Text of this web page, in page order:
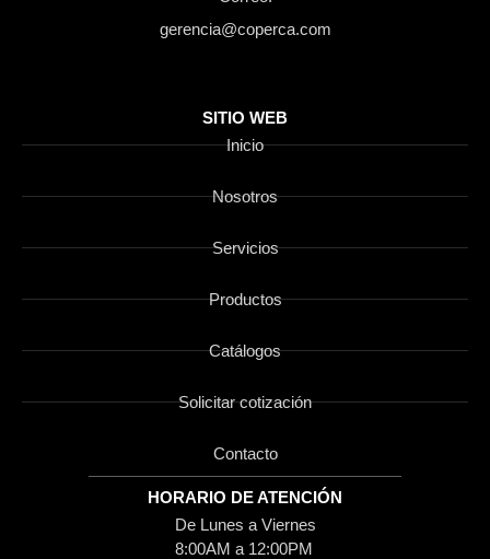
gerencia@coperca.com
SITIO WEB
Inicio
Nosotros
Servicios
Productos
Catálogos
Solicitar cotización
Contacto
HORARIO DE ATENCIÓN
De Lunes a Viernes
8:00AM a 12:00PM